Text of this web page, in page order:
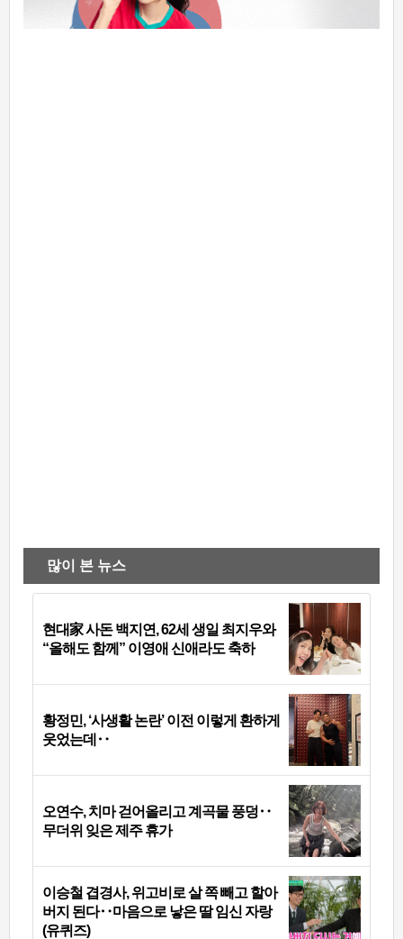
많이 본 뉴스
현대家 사돈 백지연, 62세 생일 최지우와
“올해도 함께” 이영애 신애라도 축하
황정민, ‘사생활 논란’ 이전 이렇게 환하게
웃었는데‥
오연수, 치마 걷어올리고 계곡물 풍덩‥
무더위 잊은 제주 휴가
이승철 겹경사, 위고비로 살 쪽 빼고 할아
버지 된다‥마음으로 낳은 딸 임신 자랑
(유퀴즈)